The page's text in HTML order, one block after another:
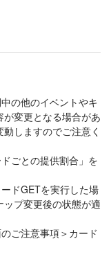
の他のイベントやキ
変更となる場合があ
しますのでご注意く
ごとの提供割合」を
ドGETを実行した場
プ変更後の状態が適
ご注意事項＞カード